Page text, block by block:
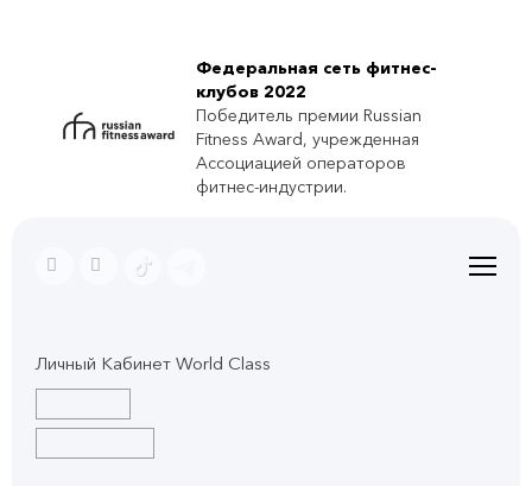
Федеральная сеть фитнес-
клубов 2022
Победитель премии Russian
Fitness Award, учрежденная
Ассоциацией операторов
фитнес-индустрии.
Личный Кабинет World Class